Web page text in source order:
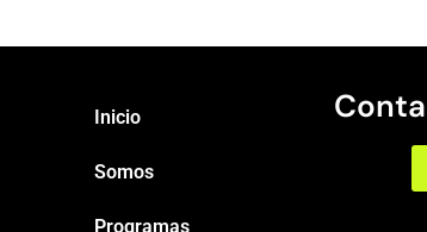
Inicio
Somos
Programas